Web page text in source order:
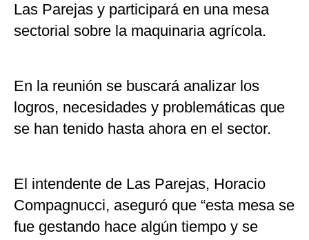
Las Parejas y participará en una mesa
sectorial sobre la maquinaria agrícola.
En la reunión se buscará analizar los
logros, necesidades y problemáticas que
se han tenido hasta ahora en el sector.
El intendente de Las Parejas, Horacio
Compagnucci, aseguró que “esta mesa se
fue gestando hace algún tiempo y se